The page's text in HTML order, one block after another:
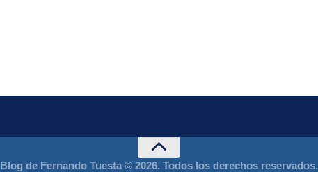
Blog de Fernando Tuesta © 2026. Todos los derechos reservados.